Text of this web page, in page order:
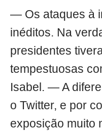
— Os ataques à
inéditos. Na
presidentes
tempestuosas
Isabel. — A
o Twitter, e por
exposição muito